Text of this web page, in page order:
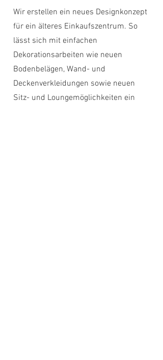
Wir erstellen ein neues Designkonzept
für ein älteres Einkaufszentrum. So
lässt sich mit einfachen
Dekorationsarbeiten wie neuen
Bodenbelägen, Wand- und
Deckenverkleidungen sowie neuen
Sitz- und Loungemöglichkeiten ein